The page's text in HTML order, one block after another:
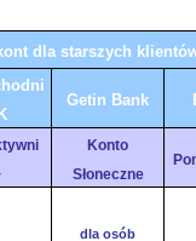
dla starszych
Getin Bank
Konto
Słoneczne
dla osób